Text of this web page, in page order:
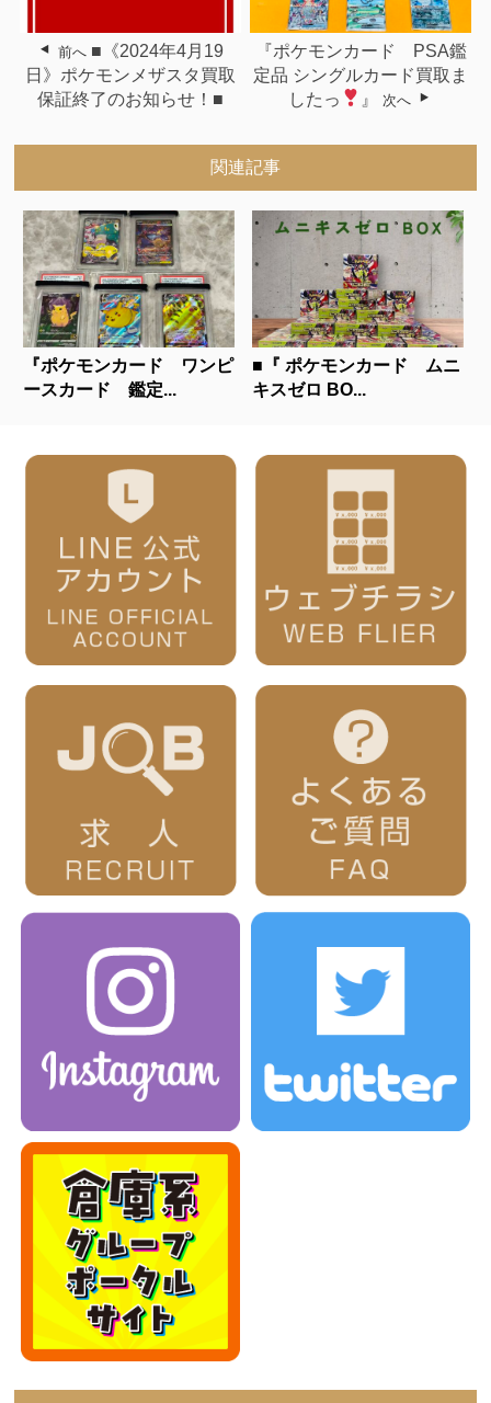
前へ ■《2024年4月19
日》ポケモンメザスタ買取
保証終了のお知らせ！■
『ポケモンカード PSA鑑
定品 シングルカード買取ま
したっ
』 次へ
関連記事
『ポケモンカード ワンピ
ースカード 鑑定...
■『 ポケモンカード ムニ
キスゼロ BO...